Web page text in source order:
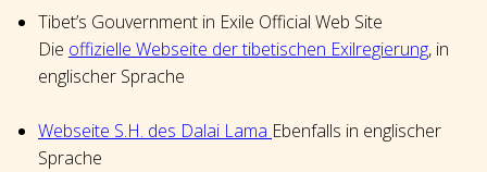
Tibet’s Gouvernment in Exile Official Web Site
Die offizielle Webseite der tibetischen Exilregierung, in
englischer Sprache
Webseite S.H. des Dalai Lama Ebenfalls in englischer
Sprache